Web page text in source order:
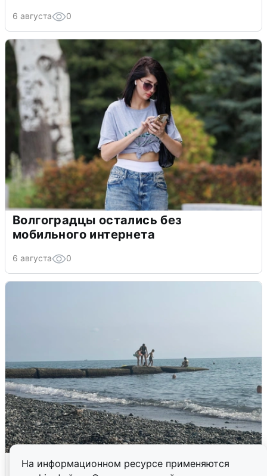
На информационном ресурсе применяются
6 августа 0
Волгоградцы остались без
мобильного интернета
6 августа 0
Сирены в Сочи: новая угроза БПЛА